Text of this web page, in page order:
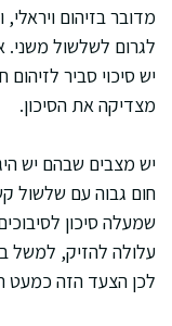
מדובר בזיהום
לגרום לשלשול
יש סיכוי סביר
מצדיקה את הסיכון.
יש מצבים שבהם יש
חום גבוה עם שלשול
שמעלה סיכון
עלולה להזיק, למשל
לכן הצעד הזה כמעט